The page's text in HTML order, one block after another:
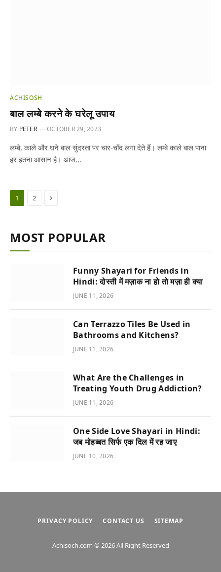
ACHISOSH
बाल लम्बे करने के घरेलू उपाय
BY PETER OCTOBER 29, 2023
लम्बे, काले और घने बाल सुंदरता पर चार-चाँद लगा देते हैं। लम्बे काले बाल पाना
हर इतना आसान है। आज…
1 2 Next
MOST POPULAR
Funny Shayari for Friends in
Hindi: दोस्ती में मज़ाक ना हो तो मज़ा ही क्या
JUNE 11, 2026
Can Terrazzo Tiles Be Used in
Bathrooms and Kitchens?
JUNE 11, 2026
What Are the Challenges in
Treating Youth Drug Addiction?
JUNE 11, 2026
One Side Love Shayari in Hindi:
जब मोहब्बत सिर्फ एक दिल में रह जाए
JUNE 10, 2026
PRIVACY POLICY CONTACT US SITEMAP
Achisoch.com © 2026 All Right Reserved